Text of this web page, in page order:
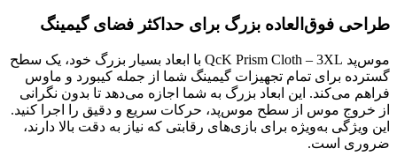
طراحی فوق‌العاده بزرگ برای حداکثر فضای گیمینگ
موس‌پد QcK Prism Cloth – 3XL با ابعاد بسیار بزرگ خود، یک سطح
گسترده برای تمام تجهیزات گیمینگ شما از جمله کیبورد و ماوس
فراهم می‌کند. این ابعاد بزرگ به شما اجازه می‌دهد تا بدون نگرانی
از خروج موس از سطح موس‌پد، حرکات سریع و دقیق را اجرا کنید.
این ویژگی به‌ویژه برای بازی‌های رقابتی که نیاز به دقت بالا دارند،
ضروری است.